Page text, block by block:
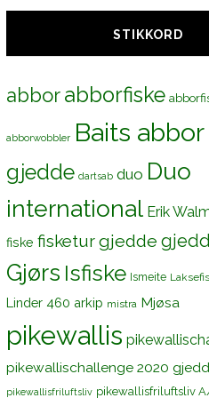
STIKKORD
abborabborfiske
abborwobbler Baits abbor
gjedde dartsab duo Duo
international Erik
fiske fisketurgjedde
Gjørs Isfiske Ismeite
Linder 460 arkip mistra Mjøsa
pikewallis
pikewallischallenge 2020
pikewallisfriluftsliv pikewallisfriluftsliv